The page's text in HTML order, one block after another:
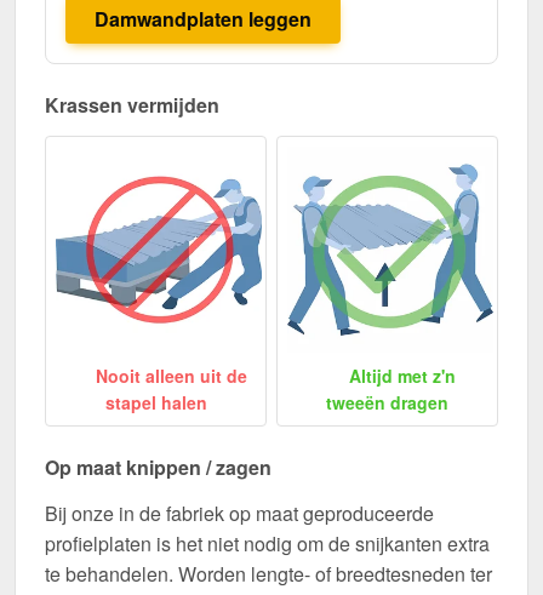
Damwandplaten leggen
Krassen vermijden
Nooit alleen uit de
stapel halen
Altijd met z'n
tweeën dragen
Op maat knippen / zagen
Bij onze in de fabriek op maat geproduceerde
profielplaten is het niet nodig om de snijkanten extra
te behandelen. Worden lengte- of breedtesneden ter